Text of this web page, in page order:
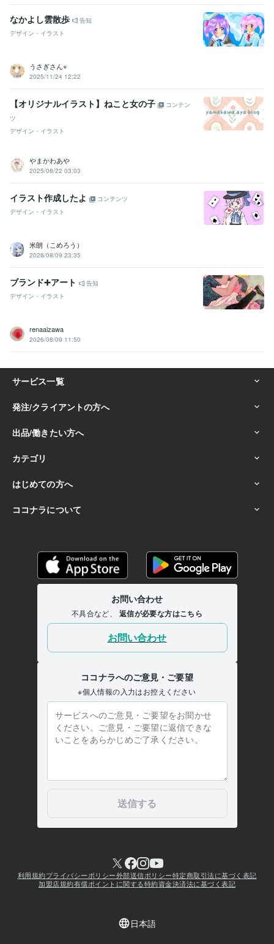
なかよし雲散歩
告知
デザイン・イラスト
うさぎさん⭐︎
2025/11/24 12:22
【オリジナルイラスト】ねこと女の子
コンテン
ツ
デザイン・イラスト
やまかわあや
2025/08/22 03:03
イラスト作成したよ
コンテンツ
デザイン・イラスト
米朗（こめろう）
2026/08/09 23:35
ブランド➕アート
告知
デザイン・イラスト
renaaizawa
2026/08/09 11:50